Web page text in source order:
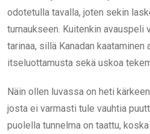
odotetulla tavalla, joten sekin
turnaukseen. Kuitenkin avauspeli
tarinaa, sillä Kanadan
itseluottamusta sekä uskoa
Näin ollen luvassa on heti
josta ei varmasti tule vauhtia
puolella tunnelma on taattu,